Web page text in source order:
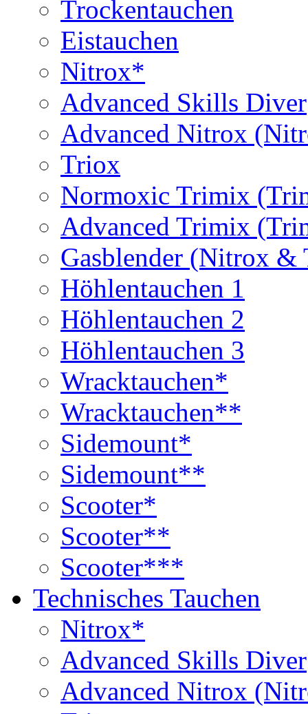
Trockentauchen
Eistauchen
Nitrox*
Advanced Skills Diver
Advanced Nitrox
Triox
Normoxic Trimix
Advanced Trimix
Gasblender (Nitrox
Höhlentauchen 1
Höhlentauchen 2
Höhlentauchen 3
Wracktauchen*
Wracktauchen**
Sidemount*
Sidemount**
Scooter*
Scooter**
Scooter***
Technisches Tauchen
Nitrox*
Advanced Skills Diver
Advanced Nitrox